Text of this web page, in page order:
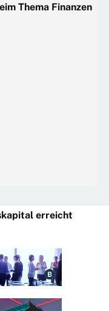
Thema Finanzen
erreicht